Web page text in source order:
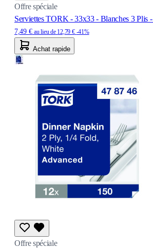
Offre spéciale
Serviettes TORK - 33x33 - Blanches 3 Plis
7,49 € au lieu de 12,79 € -41%
Achat rapide
Offre spéciale